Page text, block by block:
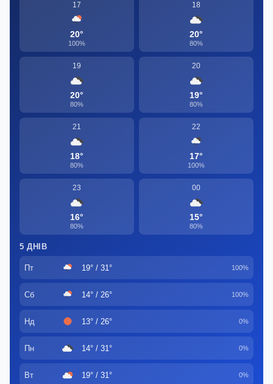
17
20°
100%
18
20°
80%
19
20°
80%
20
19°
80%
21
18°
80%
22
17°
100%
23
16°
80%
00
15°
80%
5 ДНІВ
Пт 19° / 31° 100%
Сб 14° / 26° 100%
Нд 13° / 26° 0%
Пн 14° / 31° 0%
Вт 19° / 31° 0%